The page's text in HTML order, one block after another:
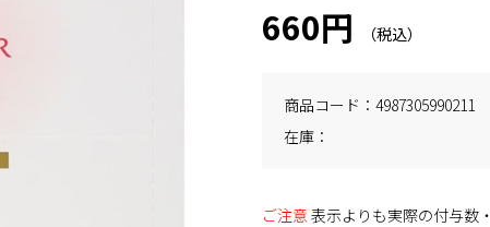
660円
商品コード
4987305990211
在庫
ご注意 表示よりも実際の付与数